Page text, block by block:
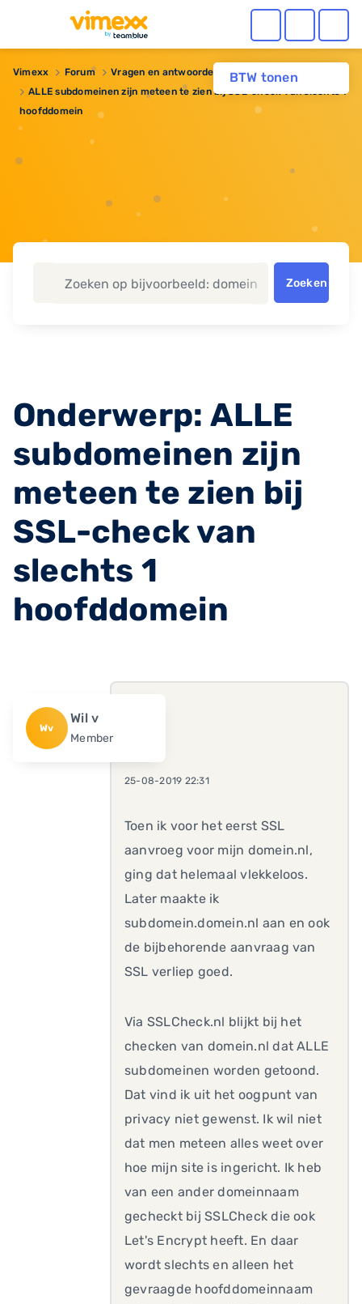
BTW tonen
Vimexx Forum Vragen en antwoorden
Domeinnaam
ALLE subdomeinen zijn meteen te zien bij SSL-check van slechts 1
hoofddomein
Zoeken
Onderwerp: ALLE
subdomeinen zijn
meteen te zien bij
SSL-check van
slechts 1
hoofddomein
Wv
Wil v
Member
25-08-2019 22:31
Toen ik voor het eerst SSL
aanvroeg voor mijn domein.nl,
ging dat helemaal vlekkeloos.
Later maakte ik
subdomein.domein.nl aan en ook
de bijbehorende aanvraag van
SSL verliep goed.
Via SSLCheck.nl blijkt bij het
checken van domein.nl dat ALLE
subdomeinen worden getoond.
Dat vind ik uit het oogpunt van
privacy niet gewenst. Ik wil niet
dat men meteen alles weet over
hoe mijn site is ingericht. Ik heb
van een ander domeinnaam
gecheckt bij SSLCheck die ook
Let's Encrypt heeft. En daar
wordt slechts en alleen het
gevraagde hoofddomeinnaam